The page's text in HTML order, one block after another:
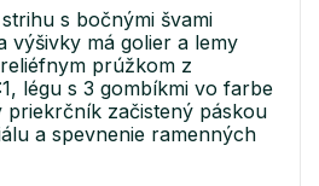
s bočnými švami
výšivky má golier a lemy
prúžkom z
légu s 3 gombíkmi vo farbe
začistený páskou
a spevnenie ramenných